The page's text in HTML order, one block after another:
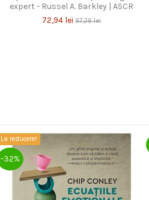
expert - Russel A. Barkley | ASCR
72,94 lei 97,26 lei
La reducere!
-32%